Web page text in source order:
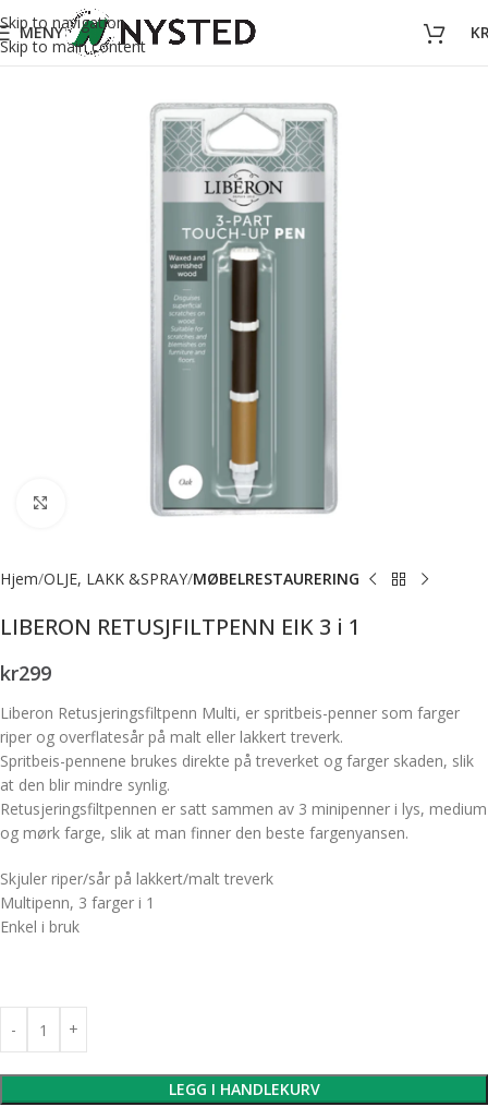
Skip to navigation
Skip to main content
MENY
Forstørr bilde
Hjem OLJE, LAKK &SPRAY MØBELRESTAURERING
LIBERON RETUSJFILTPENN EIK 3 i 1
kr299
Liberon Retusjeringsfiltpenn Multi, er spritbeis-penner som farger
riper og overflatesår på malt eller lakkert treverk.
Spritbeis-pennene brukes direkte på treverket og farger skaden, slik
at den blir mindre synlig.
Retusjeringsfiltpennen er satt sammen av 3 minipenner i lys, medium
og mørk farge, slik at man finner den beste fargenyansen.
Skjuler riper/sår på lakkert/malt treverk
Multipenn, 3 farger i 1
Enkel i bruk
LEGG I HANDLEKURV